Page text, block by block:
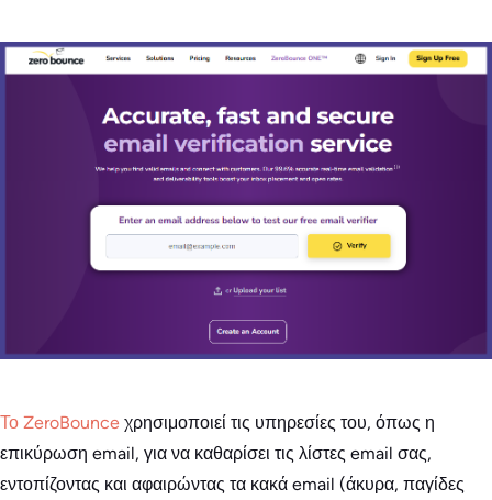
Το ZeroBounce χρησιμοποιεί τις υπηρεσίες του, όπως η
επικύρωση email, για να καθαρίσει τις λίστες email σας,
εντοπίζοντας και αφαιρώντας τα κακά email (άκυρα, παγίδες